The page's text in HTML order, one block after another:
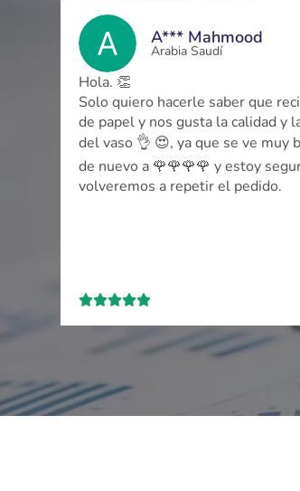
L***
España
«Hola, Sr. L***, ¿ha revisado las
bien?»
«Todo perfecto, 💪💪💪 ¡muchas
